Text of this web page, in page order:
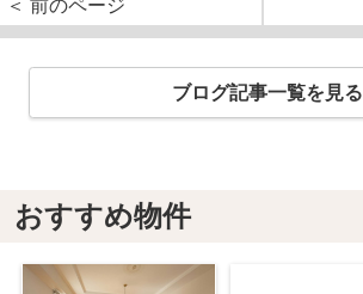
＜ 前のページ
ブログ記事一覧を見る
おすすめ物件